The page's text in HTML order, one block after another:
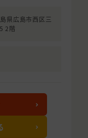
県広島市西区三
2階